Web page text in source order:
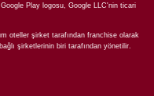
Play logosu, Google LLC'nin ticari
oteller şirket tarafından franchise olarak
şirketlerinin biri tarafından yönetilir.